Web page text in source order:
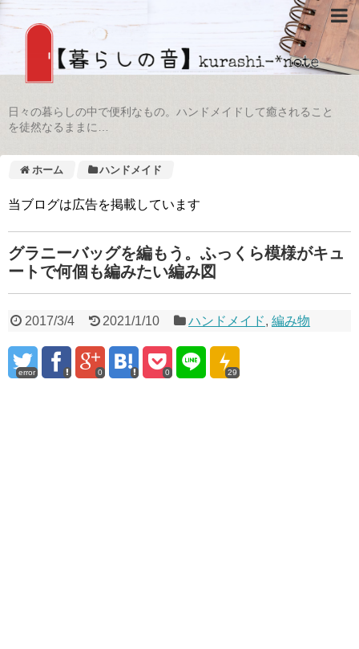
日々の暮らしの中で便利なもの。ハンドメイドして癒されること
を徒然なるままに…
ホーム ハンドメイド
当ブログは広告を掲載しています
グラニーバッグを編もう。ふっくら模様がキュ
ートで何個も編みたい編み図
2017/3/4 2021/1/10 ハンドメイド,編み物
error 0 0 29